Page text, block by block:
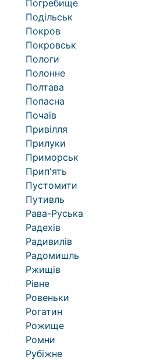
Погребище
Подільськ
Покров
Покровськ
Пологи
Полонне
Полтава
Попасна
Почаїв
Привілля
Прилуки
Приморськ
Прип'ять
Пустомити
Путивль
Рава-Руська
Радехів
Радивилів
Радомишль
Ржищів
Рівне
Ровеньки
Рогатин
Рожище
Ромни
Рубіжне